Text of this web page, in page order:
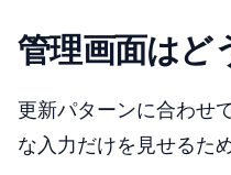
管理画面はど
更新パターンに合わせ
な入力だけを見せるた